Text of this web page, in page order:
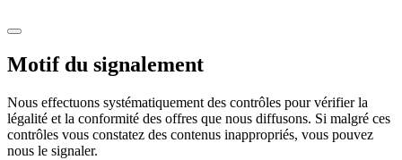
Motif du signalement
Nous effectuons systématiquement des contrôles pour vérifier la
légalité et la conformité des offres que nous diffusons. Si malgré ces
contrôles vous constatez des contenus inappropriés, vous pouvez
nous le signaler.